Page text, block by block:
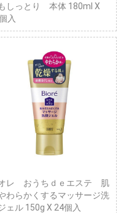
しっとり 本体 180ml X
入
レ おうちｄｅエステ 肌
わらかくするマッサージ洗
ェル 150g X 24個入